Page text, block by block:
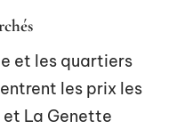
et les quartiers
les prix les
et La Genette